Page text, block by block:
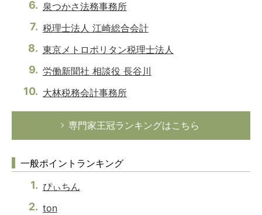
泉つかさ法務事務所
税理士法人 江崎総合会計
東京メトロポリタン税理士法人
労働新聞社 相談役 長谷川
大林税務会計事務所
専門家王冠ランキングはこちら
一般ポイントランキング
ぴぃちん
ton